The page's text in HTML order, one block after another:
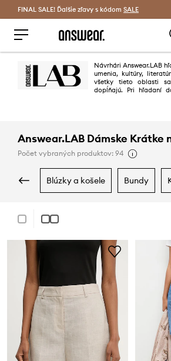
Šetrite s Answear Club >
FINAL SALE! Ďalšie zľavy s kódom SALE
Návrhári Answear.LAB
umenia, kultúry,
všetky tieto oblasti
dopĺňajú. Pri hľadaní
Answear.LAB Dámske Krátke
Počet vybraných produktov: 94
blúzky a košele bundy